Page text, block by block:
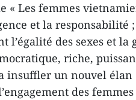
« Les femmes
et la responsabilité
l’égalité des sexes et
riche,
insuffler un nouvel
des